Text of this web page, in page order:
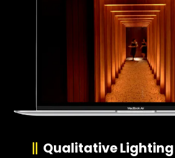
Qualitative Lighting